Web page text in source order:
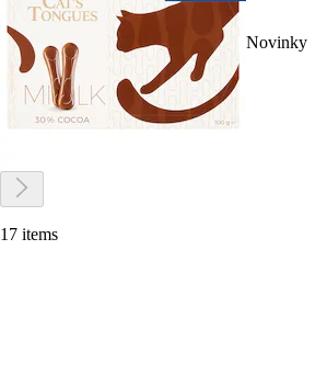
Novinky
17 items